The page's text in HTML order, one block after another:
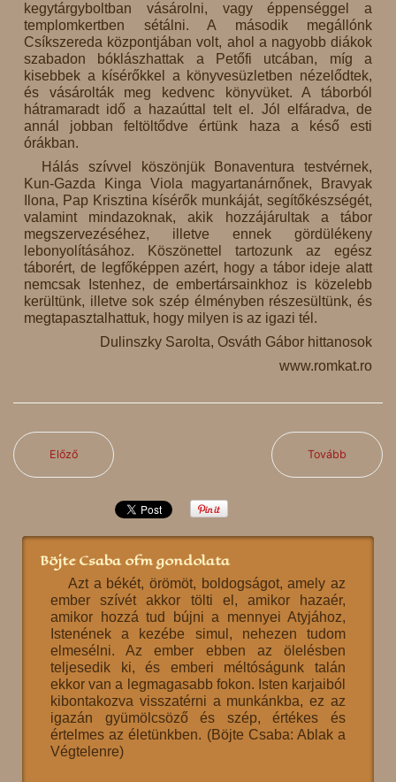
kegytárgyboltban vásárolni, vagy éppenséggel a
templomkertben sétálni. A második megállónk
Csíkszereda központjában volt, ahol a nagyobb diákok
szabadon bóklászhattak a Petőfi utcában, míg a
kisebbek a kísérőkkel a könyvesüzletben nézelődtek,
és vásárolták meg kedvenc könyvüket. A táborból
hátramaradt idő a hazaúttal telt el. Jól elfáradva, de
annál jobban feltöltődve értünk haza a késő esti
órákban.
Hálás szívvel köszönjük Bonaventura testvérnek,
Kun-Gazda Kinga Viola magyartanárnőnek, Bravyak
Ilona, Pap Krisztina kísérők munkáját, segítőkészségét,
valamint mindazoknak, akik hozzájárultak a tábor
megszervezéséhez, illetve ennek gördülékeny
lebonyolításához. Köszönettel tartozunk az egész
táborért, de legfőképpen azért, hogy a tábor ideje alatt
nemcsak Istenhez, de embertársainkhoz is közelebb
kerültünk, illetve sok szép élményben részesültünk, és
megtapasztalhattuk, hogy milyen is az igazi tél.
Dulinszky Sarolta, Osváth Gábor hittanosok
www.romkat.ro
Előző Tovább
Böjte Csaba ofm gondolata
Azt a békét, örömöt, boldogságot, amely az
ember szívét akkor tölti el, amikor hazaér,
amikor hozzá tud bújni a mennyei Atyjához,
Istenének a kezébe simul, nehezen tudom
elmesélni. Az ember ebben az ölelésben
teljesedik ki, és emberi méltóságunk talán
ekkor van a legmagasabb fokon. Isten karjaiból
kibontakozva visszatérni a munkánkba, ez az
igazán gyümölcsöző és szép, értékes és
értelmes az életünkben. (Böjte Csaba: Ablak a
Végtelenre)